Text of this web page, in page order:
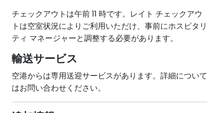
チェックアウトは午前 11 時です。レイト チェックアウ
トは空室状況によりご利用いただけ、事前にホスピタリ
ティ マネージャーと調整する必要があります。
輸送サービス
空港からは専用送迎サービスがあります。詳細について
はお問い合わせください。